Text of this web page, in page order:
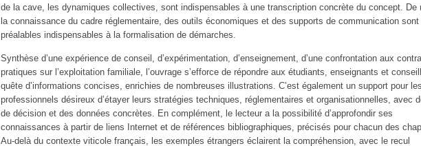
de la cave, les dynamiques collectives, sont indispensables à une transcription concrète du concept. De
la connaissance du cadre réglementaire, des outils économiques et des supports de communication sont
préalables indispensables à la formalisation de démarches.
Synthèse d’une expérience de conseil, d’expérimentation, d’enseignement, d’une confrontation aux
pratiques sur l’exploitation familiale, l’ouvrage s’efforce de répondre aux étudiants, enseignants et
quête d’informations concises, enrichies de nombreuses illustrations. C’est également un support pour les
professionnels désireux d’étayer leurs stratégies techniques, réglementaires et organisationnelles, avec
de décision et des données concrètes. En complément, le lecteur a la possibilité d’approfondir ses
connaissances à partir de liens Internet et de références bibliographiques, précisés pour chacun des
Au-delà du contexte viticole français, les exemples étrangers éclairent la compréhension, avec le recul